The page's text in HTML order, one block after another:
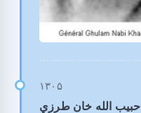
حبیب الله خان طرزي